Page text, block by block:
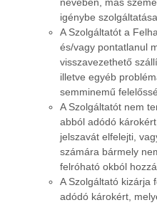
igénybe
A Szolgáltatót a
és/vagy pontatlanul
visszavezethető
illetve egyéb
semminemű
A Szolgáltatót nem
abból adódó
jelszavát elfelejti,
számára bármely
felróható okból
A Szolgáltató kizárja
adódó károkért,